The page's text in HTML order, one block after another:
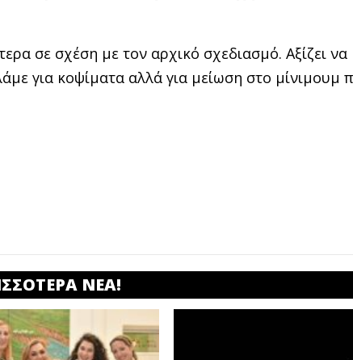
σε σχέση με τον αρχικό σχεδιασμό. Αξίζει να
για κοψίματα αλλά για μείωση στο μίνιμουμ
ΝΕΑ!